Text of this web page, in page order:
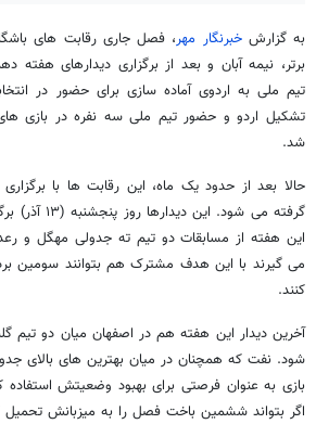
به گزارشخبرنگار مهر، فصل جاری رقابت های
برتر، نیمه آبان و بعد از برگزاری دیدارهای هفته
تیم ملی به اردوی آماده سازی برای حضور در
تشکیل اردو و حضور تیم ملی سه نفره در بازی
شد.
حالا بعد از حدود یک ماه، این رقابت ها با
گرفته می شود.
این هفته از مسابقات دو تیم ته جدولی مهگل و
می گیرند با این هدف مشترک هم بتوانند سومین
کنند.
آخرین دیدار این هفته هم در اصفهان میان دو تیم
شود. نفت که همچنان در میان بهترین های بالای
بازی به عنوان فرصتی برای بهبود وضعیتش
اگر بتواند ششمین باخت فصل را به میزبانش تحمیل